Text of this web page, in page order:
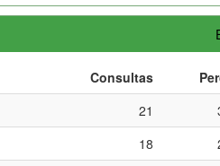
Consultas
21
18